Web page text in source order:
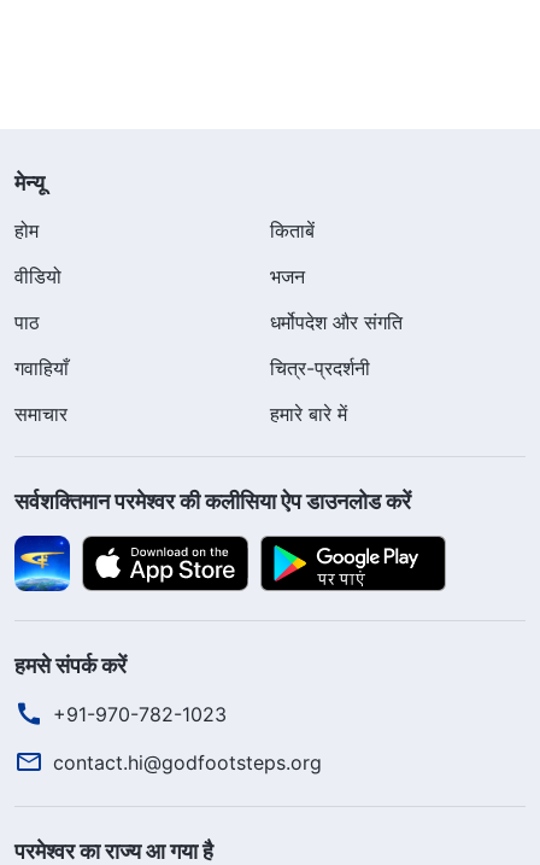
मेन्यू
होम
किताबें
वीडियो
भजन
पाठ
धर्मोपदेश और संगति
गवाहियाँ
चित्र-प्रदर्शनी
समाचार
हमारे बारे में
सर्वशक्तिमान परमेश्वर की कलीसिया ऐप डाउनलोड करें
हमसे संपर्क करें
+91-970-782-1023
contact.hi@godfootsteps.org
परमेश्वर का राज्य आ गया है